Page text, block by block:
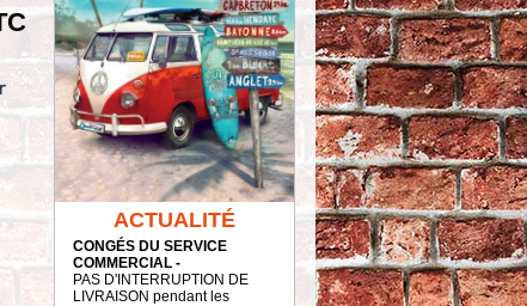
ACTUALITÉ
CONGÉS DU SERVICE
COMMERCIAL -
PAS D'INTERRUPTION DE
LIVRAISON pendant les